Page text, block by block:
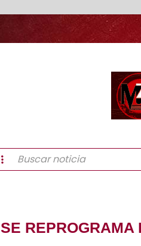
SE REPROGRAMA